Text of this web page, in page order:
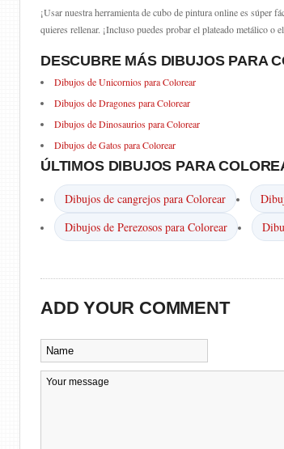
¡Usar nuestra herramienta de cubo de pintura online es súper
quieres rellenar. ¡Incluso puedes probar el plateado metálico o
DESCUBRE MÁS DIBUJOS PARA
Dibujos de Unicornios para Colorear
Dibujos de Dragones para Colorear
Dibujos de Dinosaurios para Colorear
Dibujos de Gatos para Colorear
ÚLTIMOS DIBUJOS PARA
Dibujos de cangrejos para Colorear
Dibujos de Perezosos para Colorear
ADD YOUR COMMENT